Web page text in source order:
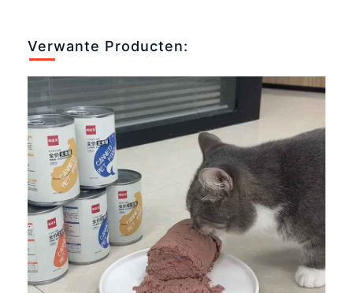
Verwante Producten: